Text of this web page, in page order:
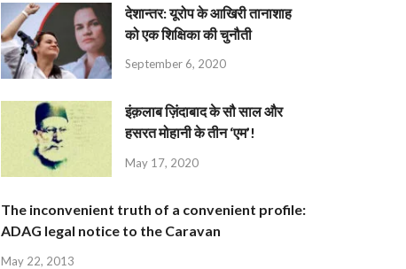
देशान्‍तर: यूरोप के आखिरी तानाशाह
को एक शिक्षिका की चुनौती
September 6, 2020
इंक़लाब ज़िंदाबाद के सौ साल और
हसरत मोहानी के तीन ‘एम’!
May 17, 2020
The inconvenient truth of a convenient profile:
ADAG legal notice to the Caravan
May 22, 2013